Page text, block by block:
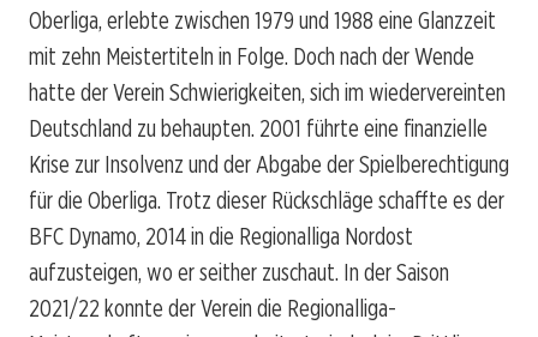
Oberliga, erlebte zwischen 1979 und 1988 eine Glanzzeit
mit zehn Meistertiteln in Folge. Doch nach der Wende
hatte der Verein Schwierigkeiten, sich im wiedervereinten
Deutschland zu behaupten. 2001 führte eine finanzielle
Krise zur Insolvenz und der Abgabe der Spielberechtigung
für die Oberliga. Trotz dieser Rückschläge schaffte es der
BFC Dynamo, 2014 in die Regionalliga Nordost
aufzusteigen, wo er seither zuschaut. In der Saison
2021/22 konnte der Verein die Regionalliga-